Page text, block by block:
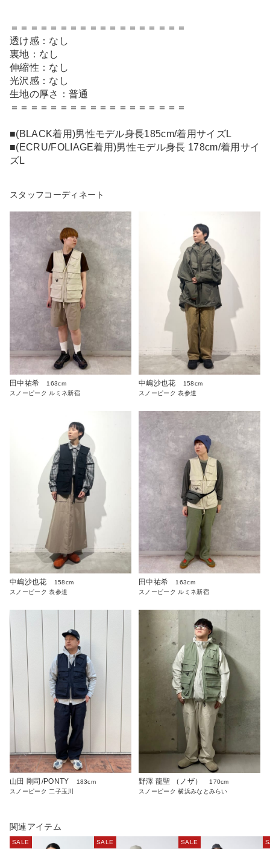
＝＝＝＝＝＝＝＝＝＝＝＝＝＝＝＝＝＝
透け感：なし
裏地：なし
伸縮性：なし
光沢感：なし
生地の厚さ：普通
＝＝＝＝＝＝＝＝＝＝＝＝＝＝＝＝＝＝
■(BLACK着用)男性モデル身長185cm/着用サイズL
■(ECRU/FOLIAGE着用)男性モデル身長 178cm/着用サイ
ズL
スタッフコーディネート
田中祐希
163cm
スノーピーク ルミネ新宿
中嶋沙也花
158cm
スノーピーク 表参道
中嶋沙也花
158cm
スノーピーク 表参道
田中祐希
163cm
スノーピーク ルミネ新宿
山田 剛司/PONTY
183cm
スノーピーク 二子玉川
野澤 龍聖 （ノザ）
170cm
スノーピーク 横浜みなとみらい
関連アイテム
SALE SALE SALE